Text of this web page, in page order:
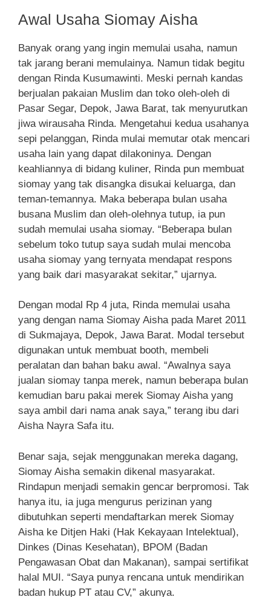
Awal Usaha Siomay Aisha
Banyak orang yang ingin memulai usaha, namun
tak jarang berani memulainya. Namun tidak begitu
dengan Rinda Kusumawinti. Meski pernah kandas
berjualan pakaian Muslim dan toko oleh-oleh di
Pasar Segar, Depok, Jawa Barat, tak menyurutkan
jiwa wirausaha Rinda. Mengetahui kedua usahanya
sepi pelanggan, Rinda mulai memutar otak mencari
usaha lain yang dapat dilakoninya. Dengan
keahliannya di bidang kuliner, Rinda pun membuat
siomay yang tak disangka disukai keluarga, dan
teman-temannya. Maka beberapa bulan usaha
busana Muslim dan oleh-olehnya tutup, ia pun
sudah memulai usaha siomay. “Beberapa bulan
sebelum toko tutup saya sudah mulai mencoba
usaha siomay yang ternyata mendapat respons
yang baik dari masyarakat sekitar,” ujarnya.
Dengan modal Rp 4 juta, Rinda memulai usaha
yang dengan nama Siomay Aisha pada Maret 2011
di Sukmajaya, Depok, Jawa Barat. Modal tersebut
digunakan untuk membuat booth, membeli
peralatan dan bahan baku awal. “Awalnya saya
jualan siomay tanpa merek, namun beberapa bulan
kemudian baru pakai merek Siomay Aisha yang
saya ambil dari nama anak saya,” terang ibu dari
Aisha Nayra Safa itu.
Benar saja, sejak menggunakan mereka dagang,
Siomay Aisha semakin dikenal masyarakat.
Rindapun menjadi semakin gencar berpromosi. Tak
hanya itu, ia juga mengurus perizinan yang
dibutuhkan seperti mendaftarkan merek Siomay
Aisha ke Ditjen Haki (Hak Kekayaan Intelektual),
Dinkes (Dinas Kesehatan), BPOM (Badan
Pengawasan Obat dan Makanan), sampai sertifikat
halal MUI. “Saya punya rencana untuk mendirikan
badan hukup PT atau CV,” akunya.